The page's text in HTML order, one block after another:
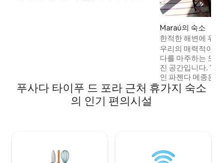
Maraú의 숙소
한적한 해변에 위
식사 가능
우리의 매력적이
다를 마주하는 모
진 공간입니다. 14
인 파젠다 메종은
옆에 위치해 있습
넷 와이파이
니다. 카약, 서핑 보
푸사다 타이푸 드 포라 근처 휴가지 숙소
의 인기 편의시설